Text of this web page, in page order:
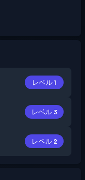
レベル 1
レベル 3
レベル 2